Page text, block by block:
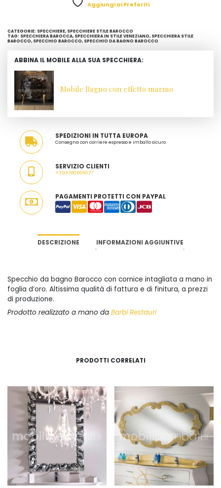
Aggiungi ai Preferiti
CATEGORIE: SPECCHIERE, SPECCHIERE STILE BAROCCO
TAG: SPECCHIERA BAROCCA, SPECCHIERA IN STILE VENEZIANO, SPECCHIERA STILE
BAROCCO, SPECCHIO BAROCCO, SPECCHIO DA BAGNO BAROCCO
ABBINA IL MOBILE ALLA SUA SPECCHIERA:
Mobile Bagno con effetto marmo
SPEDIZIONI IN TUTTA EUROPA
Consegna con corriere espresso e imballo sicuro
SERVIZIO CLIENTI
+393780868377
PAGAMENTI PROTETTI CON PAYPAL
DESCRIZIONE INFORMAZIONI AGGIUNTIVE
Specchio da bagno Barocco con cornice intagliata a mano in
foglia d’oro. Altissima qualità di fattura e di finitura, a prezzi
di produzione.
Prodotto realizzato a mano da Barbi Restauri
PRODOTTI CORRELATI